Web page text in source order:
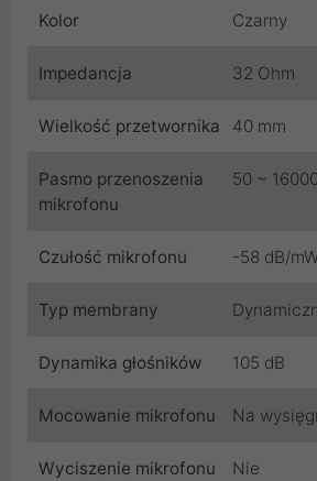
Kolor Czarny
Impedancja 32 Ohm
Wielkość przetwornika 40 mm
Pasmo przenoszenia
mikrofonu
50 ~
Czułość mikrofonu -58 dB/
Typ membrany
Dynamika głośników 105 dB
Mocowanie mikrofonu Na
Wyciszenie mikrofonu Nie